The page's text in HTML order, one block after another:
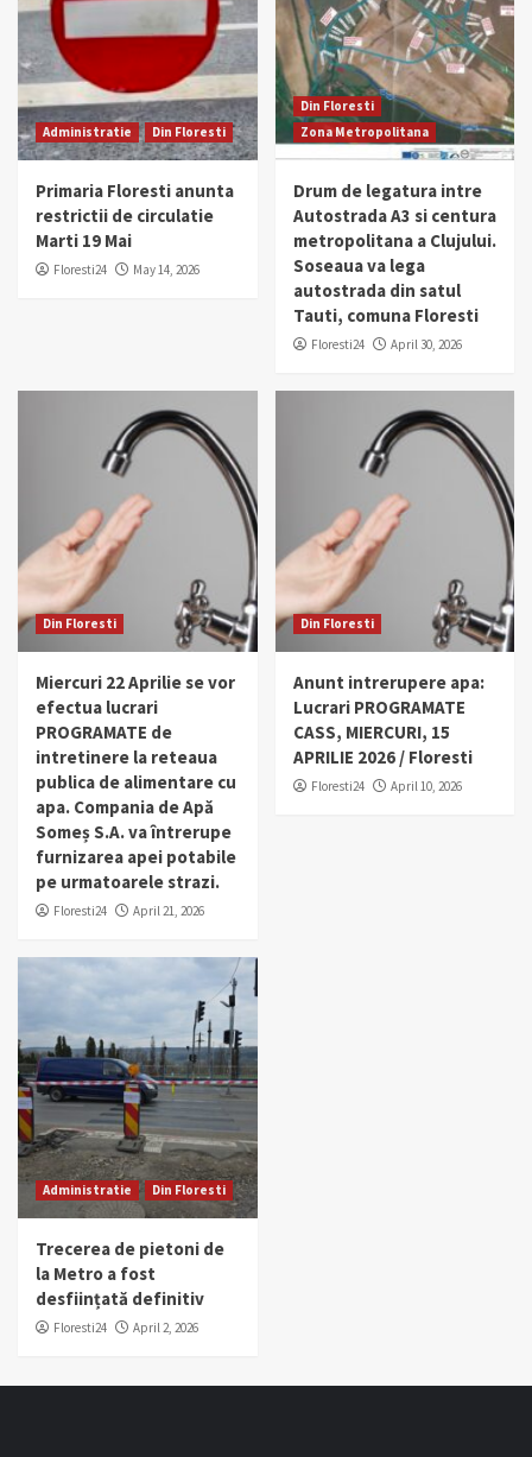
Administratie Din Floresti
Primaria Floresti anunta
restrictii de circulatie
Marti 19 Mai
Floresti24 May 14, 2026
Din Floresti
Zona Metropolitana
Drum de legatura intre
Autostrada A3 si centura
metropolitana a Clujului.
Soseaua va lega
autostrada din satul
Tauti, comuna Floresti
Floresti24 April 30, 2026
Din Floresti
Miercuri 22 Aprilie se vor
efectua lucrari
PROGRAMATE de
intretinere la reteaua
publica de alimentare cu
apa. Compania de Apă
Someș S.A. va întrerupe
furnizarea apei potabile
pe urmatoarele strazi.
Floresti24 April 21, 2026
Din Floresti
Anunt intrerupere apa:
Lucrari PROGRAMATE
CASS, MIERCURI, 15
APRILIE 2026 / Floresti
Floresti24 April 10, 2026
Administratie Din Floresti
Trecerea de pietoni de
la Metro a fost
desființată definitiv
Floresti24 April 2, 2026